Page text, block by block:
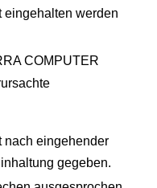
eingehalten werden
COMPUTER
nach eingehender
gegeben.